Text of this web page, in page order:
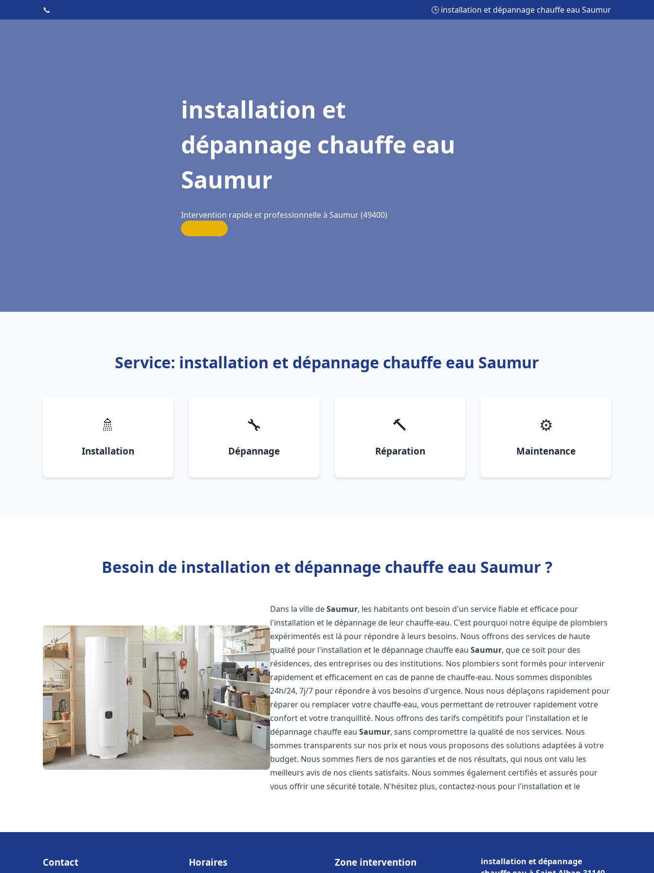
📞 🕒 installation et dépannage chauffe eau Saumur
installation et
dépannage chauffe eau
Saumur
Intervention rapide et professionnelle à Saumur (49400)
Service: installation et dépannage chauffe eau Saumur
🚿
Installation
🔧
Dépannage
🔨
Réparation
⚙️
Maintenance
Besoin de installation et dépannage chauffe eau Saumur ?
Dans la ville deSaumur, les habitants ont besoin d'un service fiable et efficace pour
l'installation et le dépannage de leur chauffe-eau. C'est pourquoi notre équipe de plombiers
expérimentés est là pour répondre à leurs besoins. Nous offrons des services de haute
qualité pour l'installation et le dépannage chauffe eauSaumur, que ce soit pour des
résidences, des entreprises ou des institutions. Nos plombiers sont formés pour intervenir
rapidement et efficacement en cas de panne de chauffe-eau. Nous sommes disponibles
24h/24, 7j/7 pour répondre à vos besoins d'urgence. Nous nous déplaçons rapidement pour
réparer ou remplacer votre chauffe-eau, vous permettant de retrouver rapidement votre
confort et votre tranquillité. Nous offrons des tarifs compétitifs pour l'installation et le
dépannage chauffe eauSaumur, sans compromettre la qualité de nos services. Nous
sommes transparents sur nos prix et nous vous proposons des solutions adaptées à votre
budget. Nous sommes fiers de nos garanties et de nos résultats, qui nous ont valu les
meilleurs avis de nos clients satisfaits. Nous sommes également certifiés et assurés pour
vous offrir une sécurité totale. N'hésitez plus, contactez-nous pour l'installation et le
Contact Horaires Zone intervention
installation et dépannage